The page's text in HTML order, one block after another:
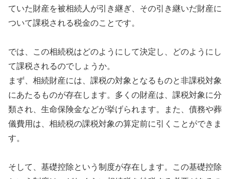
ていた財産を被相続人が引き継ぎ、その引き継いだ財産に
ついて課税される税金のことです。
では、この相続税はどのようにして決定し、どのようにし
て課税されるのでしょうか。
まず、相続財産には、課税の対象となるものと非課税対象
にあたるものが存在します。多くの財産は、課税対象に分
類され、生命保険金などが挙げられます。また、債務や葬
儀費用は、相続税の課税対象の算定前に引くことができま
す。
そして、基礎控除という制度が存在します。この基礎控除